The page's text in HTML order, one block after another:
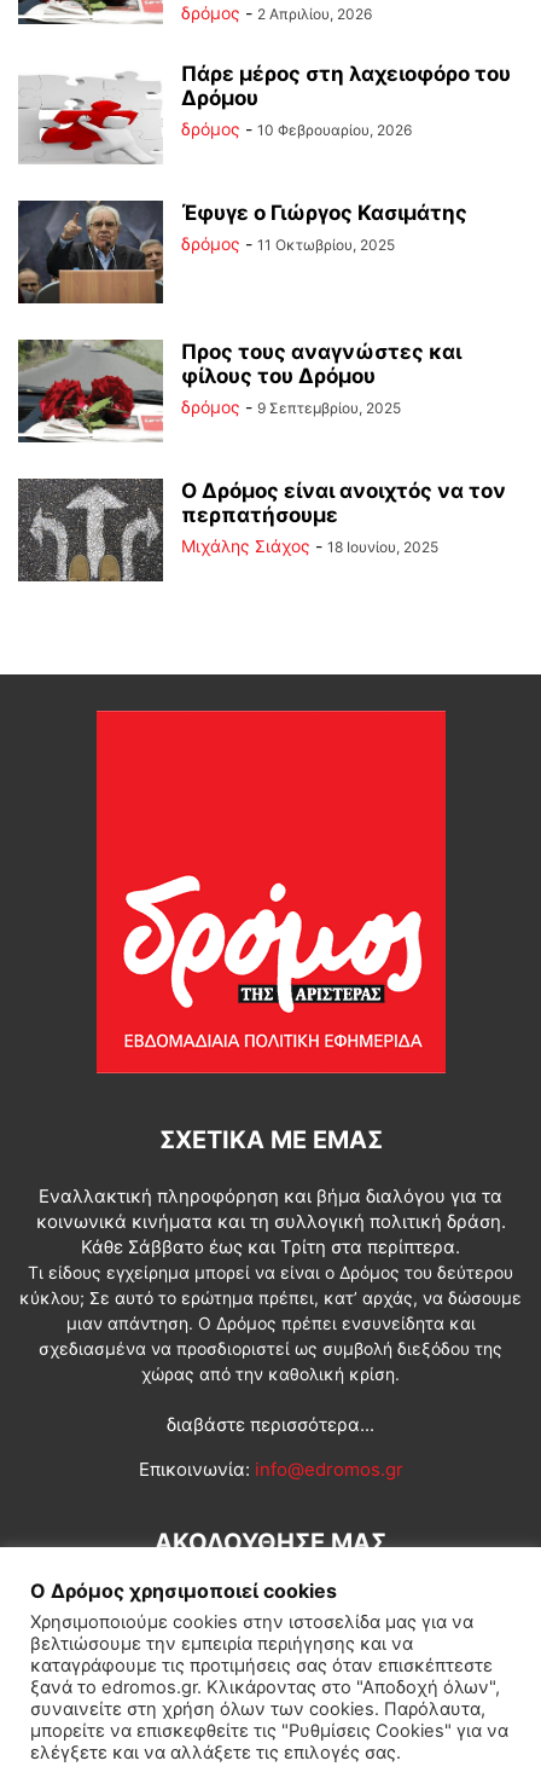
δρόμος - 2 Απριλίου, 2026
Πάρε μέρος στη λαχειοφόρο του
Δρόμου
δρόμος - 10 Φεβρουαρίου, 2026
Έφυγε ο Γιώργος Κασιμάτης
δρόμος - 11 Οκτωβρίου, 2025
Προς τους αναγνώστες και
φίλους του Δρόμου
δρόμος - 9 Σεπτεμβρίου, 2025
Ο Δρόμος είναι ανοιχτός να τον
περπατήσουμε
Μιχάλης Σιάχος - 18 Ιουνίου, 2025
ΣΧΕΤΙΚΆ ΜΕ ΕΜΆΣ
Εναλλακτική πληροφόρηση και βήμα διαλόγου για τα
κοινωνικά κινήματα και τη συλλογική πολιτική δράση.
Κάθε Σάββατο έως και Τρίτη στα περίπτερα.
Τι είδους εγχείρημα μπορεί να είναι ο Δρόμος του δεύτερου
κύκλου; Σε αυτό το ερώτημα πρέπει, κατ’ αρχάς, να δώσουμε
μιαν απάντηση. Ο Δρόμος πρέπει ενσυνείδητα και
σχεδιασμένα να προσδιοριστεί ως συμβολή διεξόδου της
χώρας από την καθολική κρίση.
διαβάστε περισσότερα...
Επικοινωνία: info@edromos.gr
ΑΚΟΛΟΥΘΗΣΕ ΜΑΣ
Εγγραφή συνδρομητή Πολιτική Διεθνή Κοινωνία
Πολιτισμός Αφιερώματα
Ο Δρόμος χρησιμοποιεί cookies
Χρησιμοποιούμε cookies στην ιστοσελίδα μας για να
βελτιώσουμε την εμπειρία περιήγησης και να
καταγράφουμε τις προτιμήσεις σας όταν επισκέπτεστε
ξανά το edromos.gr. Κλικάροντας στο "Αποδοχή όλων",
συναινείτε στη χρήση όλων των cookies. Παρόλαυτα,
μπορείτε να επισκεφθείτε τις "Ρυθμίσεις Cookies" για να
ελέγξετε και να αλλάξετε τις επιλογές σας.